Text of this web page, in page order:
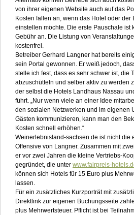
von ihrer eigenen Website auch auf das
Kosten fallen an, wenn das Hotel oder der
einstellen möchte. Die erste Pauschale ist
Gebühr an. Die Listung von
kostenfrei.
Betreiber Gerhard Langner hat bereits
sein Portal gewonnen. Er weiß jedoch,
stelle ich fest, dass es sehr schwer ist, die
abzuschütteln und selber aktiv zu werden
der selbst die Hotels Landhaus Nassau
führt. „Nur wenn viele an einer Idee
den sozialen Netzwerken und im eigenen
Gästen kommunizieren, kann man den
Kosten schnell erhöhen.“
Weinerlebnisland-sachsen.de ist nicht die
Offensive von Langner. Zusammen mit
er vor zwei Jahren die kleine Vertriebs-
gegründet, die unter www.fairpreis-
können sich Hotels für 15 Euro plus
lassen.
Für ein zusätzliches Kurzporträt mit
Direktlink zur eigenen Buchungsseite
plus Mehrwertsteuer. Pflicht ist bei